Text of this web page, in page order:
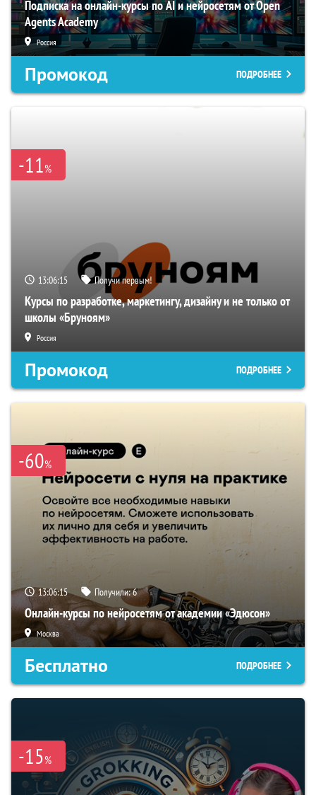
Подписка на онлайн-курсы по AI и нейросетям от Open
Agents Academy
Россия
Промокод ПОДРОБНЕЕ
-11%
13:06:15 Получи первым!
Курсы по разработке, маркетингу, дизайну и не только от
школы «Бруноям»
Россия
Промокод ПОДРОБНЕЕ
-60%
13:06:15 Получили:6
Онлайн-курсы по нейросетям от академии «Эдюсон»
Москва
Бесплатно ПОДРОБНЕЕ
-15%